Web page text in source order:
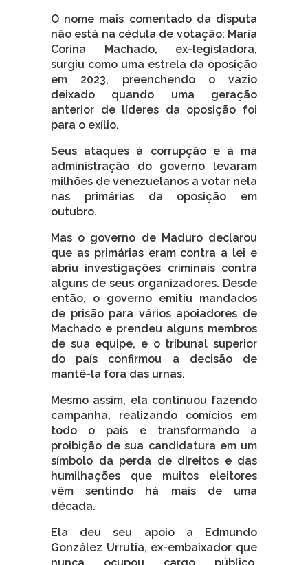
O nome mais comentado da disputa
não está na cédula de votação: María
Corina Machado, ex-legisladora,
surgiu como uma estrela da oposição
em 2023, preenchendo o vazio
deixado quando uma geração
anterior de líderes da oposição foi
para o exílio.
Seus ataques à corrupção e à má
administração do governo levaram
milhões de venezuelanos a votar nela
nas primárias da oposição em
outubro.
Mas o governo de Maduro declarou
que as primárias eram contra a lei e
abriu investigações criminais contra
alguns de seus organizadores. Desde
então, o governo emitiu mandados
de prisão para vários apoiadores de
Machado e prendeu alguns membros
de sua equipe, e o tribunal superior
do país confirmou a decisão de
mantê-la fora das urnas.
Mesmo assim, ela continuou fazendo
campanha, realizando comícios em
todo o país e transformando a
proibição de sua candidatura em um
símbolo da perda de direitos e das
humilhações que muitos eleitores
vêm sentindo há mais de uma
década.
Ela deu seu apoio a Edmundo
González Urrutia, ex-embaixador que